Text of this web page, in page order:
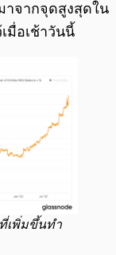
าจากจุดสูงสุดใน
มื่อเช้าวันนี้
ที่เพิ่มขึ้นทำ